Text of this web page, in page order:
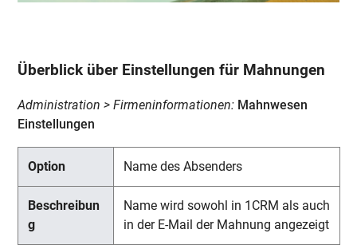
Überblick über Einstellungen für Mahnungen
Administration > Firmeninformationen: Mahnwesen
Einstellungen
Name des Absenders
Name wird sowohl in 1CRM als auch
in der E-Mail der Mahnung angezeigt